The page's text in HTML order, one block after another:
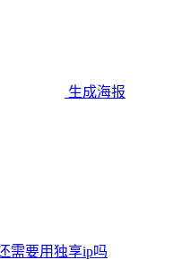
生成海报
需要用独享ip吗